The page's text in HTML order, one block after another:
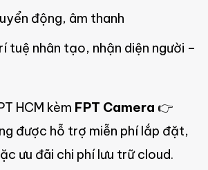
động, âm thanh
tuệ nhân tạo, nhận diện người –
HCM kèm FPT Camera 👉
được hỗ trợ miễn phí lắp đặt,
ưu đãi chi phí lưu trữ cloud.